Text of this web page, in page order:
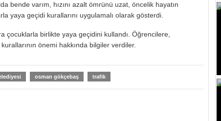
bende varım, hızını azalt ömrünü uzat, öncelik hayatın
yaya geçidi kurallarını uygulamalı olarak gösterdi.
çocuklarla birlikte yaya geçidini kullandı. Öğrencilere,
önemi hakkında bilgiler verdiler.
osman gökçebaş trafik